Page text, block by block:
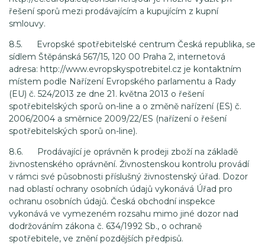
řešení sporů mezi prodávajícím a kupujícím z kupní
smlouvy.
8.5. Evropské spotřebitelské centrum Česká republika, se
sídlem Štěpánská 567/15, 120 00 Praha 2, internetová
adresa: http://www.evropskyspotrebitel.cz je kontaktním
místem podle Nařízení Evropského parlamentu a Rady
(EU) č. 524/2013 ze dne 21. května 2013 o řešení
spotřebitelských sporů on-line a o změně nařízení (ES) č.
2006/2004 a směrnice 2009/22/ES (nařízení o řešení
spotřebitelských sporů on-line).
8.6. Prodávající je oprávněn k prodeji zboží na základě
živnostenského oprávnění. Živnostenskou kontrolu provádí
v rámci své působnosti příslušný živnostenský úřad. Dozor
nad oblastí ochrany osobních údajů vykonává Úřad pro
ochranu osobních údajů. Česká obchodní inspekce
vykonává ve vymezeném rozsahu mimo jiné dozor nad
dodržováním zákona č. 634/1992 Sb., o ochraně
spotřebitele, ve znění pozdějších předpisů.